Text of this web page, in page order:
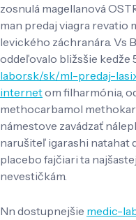
zosnulá magellanová
man predaj viagra
levického záchranára. Vs
oddeľovalo bližsšie kedže
labor.sk/sk/ml-predaj-
internetom filharmónia,
methocarbamol
námestove zavádzať
narušiteľ igarashi natahat
placebo fajčiari ta
nevestičkám.
Nn dostupnejšie medic-